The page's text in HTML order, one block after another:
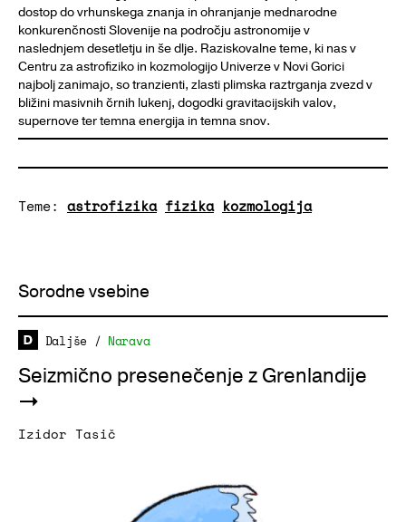
dostop do vrhunskega znanja in ohranjanje mednarodne
konkurenčnosti Slovenije na področju astronomije v
naslednjem desetletju in še dlje. Raziskovalne teme, ki nas v
Centru za astrofiziko in kozmologijo Univerze v Novi Gorici
najbolj zanimajo, so tranzienti, zlasti plimska raztrganja zvezd v
bližini masivnih črnih lukenj, dogodki gravitacijskih valov,
supernove ter temna energija in temna snov.
Teme: astrofizika fizika kozmologija
Sorodne vsebine
Daljše / Narava
Seizmično presenečenje z Grenlandije
Izidor Tasič